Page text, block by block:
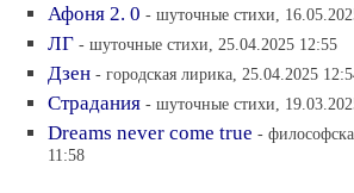
Афоня 2. 0 - шуточные стихи,
ЛГ - шуточные стихи, 25.04.2025 12:55
Дзен - городская лирика, 25.04.2025
Страдания - шуточные стихи,
Dreams never come true -
11:58